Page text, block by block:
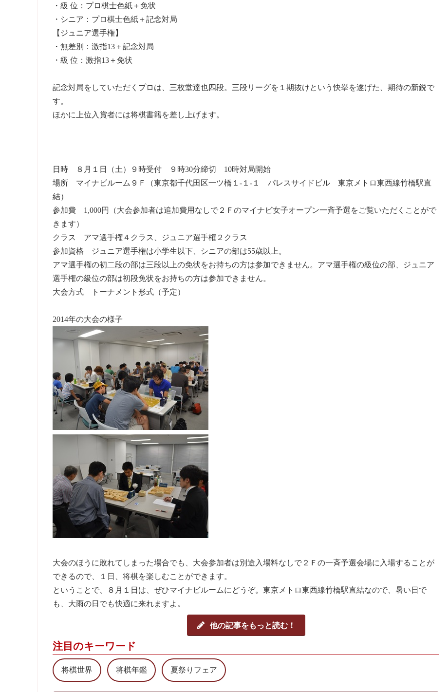
・級 位：プロ棋士色紙＋免状
・シニア：プロ棋士色紙＋記念対局
【ジュニア選手権】
・無差別：激指13＋記念対局
・級 位：激指13＋免状
記念対局をしていただくプロは、三枚堂達也四段。三段リーグを１期抜けという快挙を遂げた、期待の新鋭で
す。
ほかに上位入賞者には将棋書籍を差し上げます。
日時 ８月１日（土）９時受付 ９時30分締切 10時対局開始
場所 マイナビルーム９Ｆ（東京都千代田区一ツ橋１-１-１ パレスサイドビル 東京メトロ東西線竹橋駅直
結）
参加費 1,000円（大会参加者は追加費用なしで２Ｆのマイナビ女子オープン一斉予選をご覧いただくことがで
きます）
クラス アマ選手権４クラス、ジュニア選手権２クラス
参加資格 ジュニア選手権は小学生以下、シニアの部は55歳以上。
アマ選手権の初二段の部は三段以上の免状をお持ちの方は参加できません。アマ選手権の級位の部、ジュニア
選手権の級位の部は初段免状をお持ちの方は参加できません。
大会方式 トーナメント形式（予定）
2014年の大会の様子
大会のほうに敗れてしまった場合でも、大会参加者は別途入場料なしで２Ｆの一斉予選会場に入場することが
できるので、１日、将棋を楽しむことができます。
ということで、８月１日は、ぜひマイナビルームにどうぞ。東京メトロ東西線竹橋駅直結なので、暑い日で
も、大雨の日でも快適に来れますよ。
他の記事をもっと読む！
注目のキーワード
将棋世界 将棋年鑑 夏祭りフェア